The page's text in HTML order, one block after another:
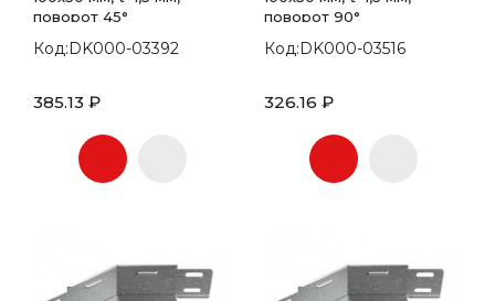
поворот 45°
Код:DK000-03392
385.13 ₽
поворот 90°
Код:DK000-03516
326.16 ₽